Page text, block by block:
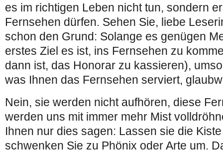
es im richtigen Leben nicht tun, sondern
Fernsehen dürfen. Sehen Sie, liebe
schon den Grund: Solange es genügen
erstes Ziel es ist, ins Fernsehen zu
dann ist, das Honorar zu kassieren),
was Ihnen das Fernsehen serviert,
Nein, sie werden nicht aufhören, diese
werden uns mit immer mehr Mist
Ihnen nur dies sagen: Lassen sie die
schwenken Sie zu Phönix oder Arte um.